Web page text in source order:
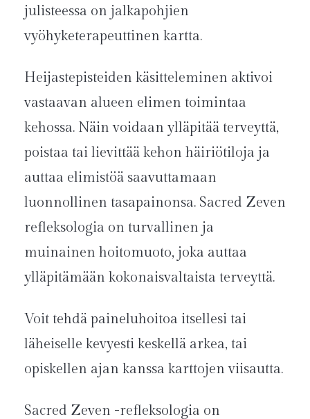
julisteessa on jalkapohjien
vyöhyketerapeuttinen kartta.
Heijastepisteiden käsitteleminen aktivoi
vastaavan alueen elimen toimintaa
kehossa. Näin voidaan ylläpitää terveyttä,
poistaa tai lievittää kehon häiriötiloja ja
auttaa elimistöä saavuttamaan
luonnollinen tasapainonsa. Sacred Zeven
refleksologia on turvallinen ja
muinainen hoitomuoto, joka auttaa
ylläpitämään kokonaisvaltaista terveyttä.
Voit tehdä paineluhoitoa itsellesi tai
läheiselle kevyesti keskellä arkea, tai
opiskellen ajan kanssa karttojen viisautta.
Sacred Zeven -refleksologia on